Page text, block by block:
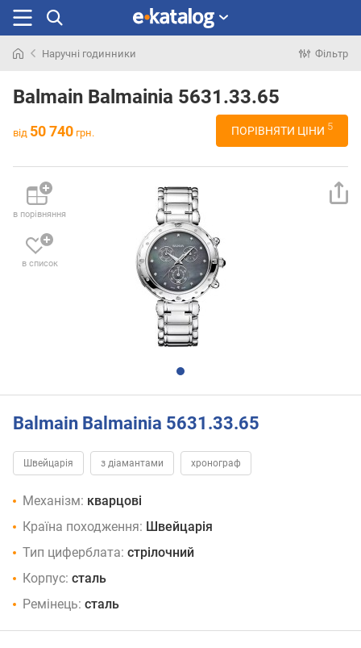
раніше
Наручні годинники Фільтр
Balmain Balmainia 5631.33.65
від 50 740 грн. ПОРІВНЯТИ ЦІНИ 5
в порівняння
в список
Balmain Balmainia 5631.33.65
Швейцарія з діамантами хронограф
Механізм: кварцові
Країна походження: Швейцарія
Тип циферблата: стрілочний
Корпус: сталь
Ремінець: сталь